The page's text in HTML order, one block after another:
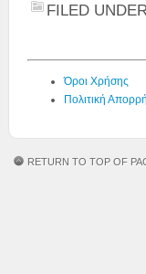
FILED
Όροι Χρήσης
Πολιτική
RETURN TO TOP OF